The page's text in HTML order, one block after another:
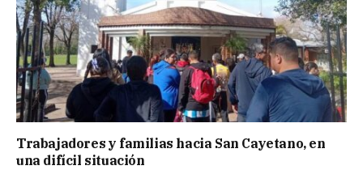
Trabajadores y familias hacia San Cayetano, en
una difícil situación